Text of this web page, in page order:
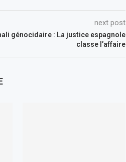
next post
génocidaire : La justice espagnole
classe l’affaire